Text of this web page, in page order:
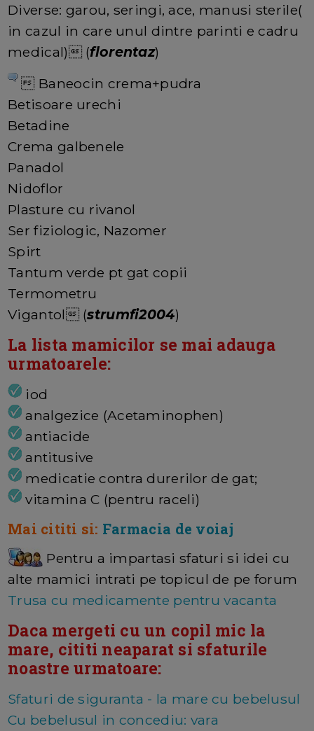
Diverse: garou, seringi, ace, manusi sterile(
in cazul in care unul dintre parinti e cadru
medical) (florentaz)
Baneocin crema+pudra
Betisoare urechi
Betadine
Crema galbenele
Panadol
Nidoflor
Plasture cu rivanol
Ser fiziologic, Nazomer
Spirt
Tantum verde pt gat copii
Termometru
Vigantol (strumfi2004)
La lista mamicilor se mai adauga
urmatoarele:
iod
analgezice (Acetaminophen)
antiacide
antitusive
medicatie contra durerilor de gat;
vitamina C (pentru raceli)
Mai cititi si: Farmacia de voiaj
Pentru a impartasi sfaturi si idei cu
alte mamici intrati pe topicul de pe forum
Trusa cu medicamente pentru vacanta
Daca mergeti cu un copil mic la
mare, cititi neaparat si sfaturile
noastre urmatoare:
Sfaturi de siguranta - la mare cu bebelusul
Cu bebelusul in concediu: vara